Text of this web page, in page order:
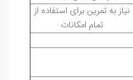
نیاز به تمرین برای استفاده از
تمام امکانات